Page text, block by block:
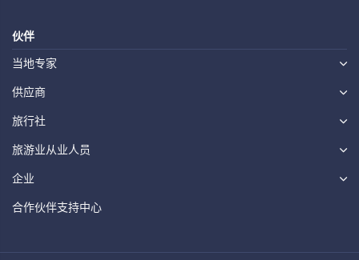
伙伴
当地专家
供应商
旅行社
旅游业从业人员
企业
合作伙伴支持中心